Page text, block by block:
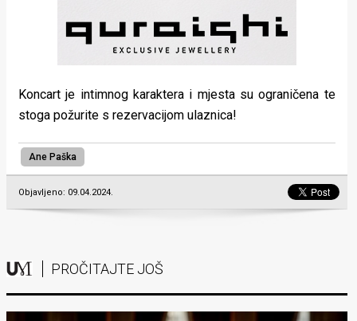
Koncart je intimnog karaktera i mjesta su ograničena te
stoga požurite s rezervacijom ulaznica!
Ane Paška
Objavljeno: 09.04.2024.
PROČITAJTE JOŠ